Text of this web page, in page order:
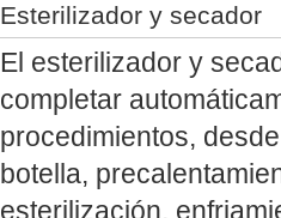
Esterilizador y secador
El esterilizador y
completar
procedimientos,
botella,
esterilización,